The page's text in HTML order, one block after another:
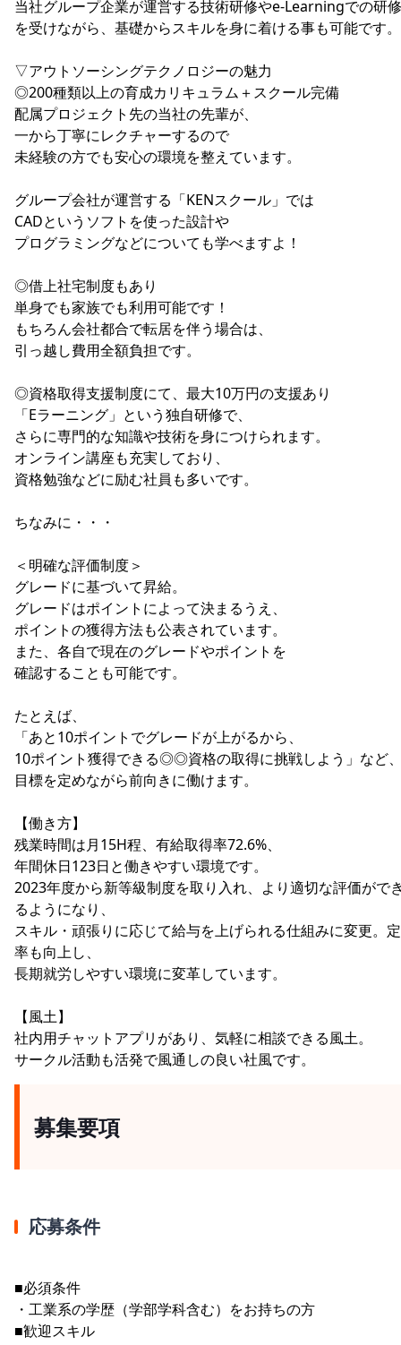
当社グループ企業が運営する技術研修やe-Learningでの研修
を受けながら、基礎からスキルを身に着ける事も可能です。
▽アウトソーシングテクノロジーの魅力
◎200種類以上の育成カリキュラム＋スクール完備
配属プロジェクト先の当社の先輩が、
一から丁寧にレクチャーするので
未経験の方でも安心の環境を整えています。
グループ会社が運営する「KENスクール」では
CADというソフトを使った設計や
プログラミングなどについても学べますよ！
◎借上社宅制度もあり
単身でも家族でも利用可能です！
もちろん会社都合で転居を伴う場合は、
引っ越し費用全額負担です。
◎資格取得支援制度にて、最大10万円の支援あり
「Eラーニング」という独自研修で、
さらに専門的な知識や技術を身につけられます。
オンライン講座も充実しており、
資格勉強などに励む社員も多いです。
ちなみに・・・
＜明確な評価制度＞
グレードに基づいて昇給。
グレードはポイントによって決まるうえ、
ポイントの獲得方法も公表されています。
また、各自で現在のグレードやポイントを
確認することも可能です。
たとえば、
「あと10ポイントでグレードが上がるから、
10ポイント獲得できる◎◎資格の取得に挑戦しよう」など
目標を定めながら前向きに働けます。
【働き方】
残業時間は月15H程、有給取得率72.6%、
年間休日123日と働きやすい環境です。
2023年度から新等級制度を取り入れ、より適切な評価がで
るようになり、
スキル・頑張りに応じて給与を上げられる仕組みに変更。
率も向上し、
長期就労しやすい環境に変革しています。
【風土】
社内用チャットアプリがあり、気軽に相談できる風土。
サークル活動も活発で風通しの良い社風です。
募集要項
応募条件
■必須条件
・工業系の学歴（学部学科含む）をお持ちの方
■歓迎スキル